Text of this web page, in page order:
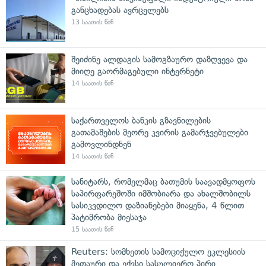
განცხადებას ავრცელებს
13 საათის წინ
შეიძინე ალდაგის სამოგზაურო დაზღვევა და
მიიღე გაორმაგებული ინტერნეტი
14 საათის წინ
საქართველოს ბანკის გზავნილების
გათამაშების მეორე კვირის გამარჯვებულები
გამოვლინდნენ
14 საათის წინ
სანიტარს, რომელმაც ბათუმის საავადმყოფოს
საპირფარეშოში იმშობიარა და ახალშობილს
სასიკვდილო დაზიანებები მიაყენა, 4 წლით
პატიმრობა მიესაჯა
15 საათის წინ
Reuters: სომხეთის სამოციქულო ეკლესიის
მეთაური და ექვსი სასულიერო პირი